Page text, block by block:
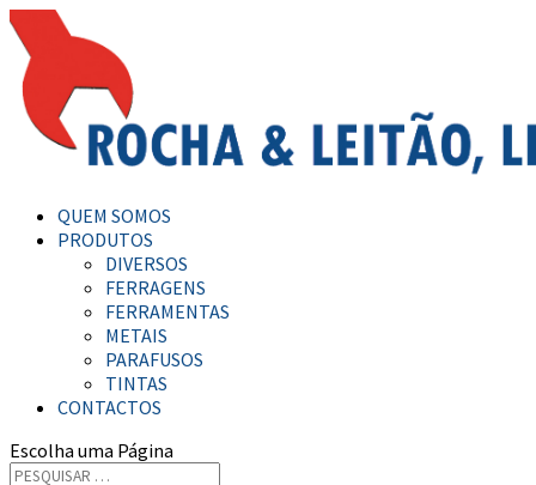
QUEM SOMOS
PRODUTOS
DIVERSOS
FERRAGENS
FERRAMENTAS
METAIS
PARAFUSOS
TINTAS
CONTACTOS
Escolha uma Página